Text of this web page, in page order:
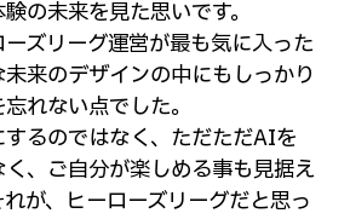
の未来を見た思いです。
ズリーグ運営が最も気に入った
来のデザインの中にもしっかり
れない点でした。
るのではなく、ただただAIを
、ご自分が楽しめる事も見据え
が、ヒーローズリーグだと思っ